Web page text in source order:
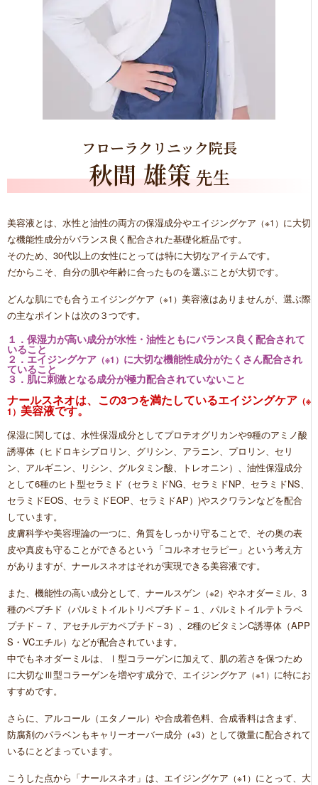
フローラクリニック院長
秋間 雄策 先生
美容液とは、水性と油性の両方の保湿成分やエイジングケア （※1） に大切
な機能性成分がバランス良く配合された基礎化粧品です。
そのため、30代以上の女性にとっては特に大切なアイテムです。
だからこそ、自分の肌や年齢に合ったものを選ぶことが大切です。
どんな肌にでも合うエイジングケア （※1） 美容液はありませんが、選ぶ際
の主なポイントは次の３つです。
１．保湿力が高い成分が水性・油性ともにバランス良く配合されて
いること
２．エイジングケア （※1） に大切な機能性成分がたくさん配合され
ていること
３．肌に刺激となる成分が極力配合されていないこと
ナールスネオは、この3つを満たしているエイジングケア （※
1） 美容液です。
保湿に関しては、水性保湿成分としてプロテオグリカンや9種のアミノ酸
誘導体（ヒドロキシプロリン、グリシン、アラニン、プロリン、セリ
ン、アルギニン、リシン、グルタミン酸、トレオニン）、油性保湿成分
として6種のヒト型セラミド（セラミドNG、セラミドNP、セラミドNS、
セラミドEOS、セラミドEOP、セラミドAP）)やスクワランなどを配合
しています。
皮膚科学や美容理論の一つに、角質をしっかり守ることで、その奥の表
皮や真皮も守ることができるという「コルネオセラピー」という考え方
がありますが、ナールスネオはそれが実現できる美容液です。
また、機能性の高い成分として、ナールスゲン （※2） やネオダーミル、3
種のペプチド（パルミトイルトリペプチド－１、パルミトイルテトラペ
プチド－７、アセチルデカペプチド－3）、2種のビタミンC誘導体（APP
S・VCエチル）などが配合されています。
中でもネオダーミルは、Ⅰ型コラーゲンに加えて、肌の若さを保つため
に大切なⅢ型コラーゲンを増やす成分で、エイジングケア （※1） に特にお
すすめです。
さらに、アルコール（エタノール）や合成着色料、合成香料は含まず、
防腐剤のパラベンもキャリーオーバー成分 （※3） として微量に配合されて
いるにとどまっています。
こうした点から「ナールスネオ」は、エイジングケア （※1） にとって、大